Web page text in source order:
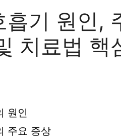
흡기 원인,
치료법 핵
원인
주요 증상